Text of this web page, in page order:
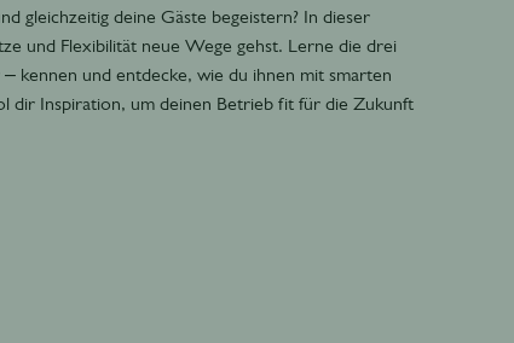
gleichzeitig deine Gäste begeistern? In dieser
und Flexibilität neue Wege gehst. Lerne die drei
kennen und entdecke, wie du ihnen mit smarten
dir Inspiration, um deinen Betrieb fit für die Zukunft